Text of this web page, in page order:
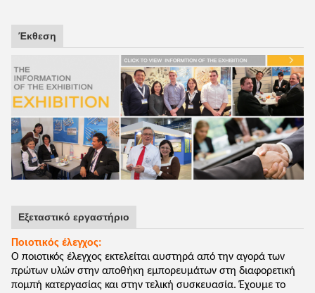
Έκθεση
Εξεταστικό εργαστήριο
Ποιοτικός έλεγχος:
Ο ποιοτικός έλεγχος εκτελείται αυστηρά από την αγορά των
πρώτων υλών στην αποθήκη εμπορευμάτων στη διαφορετική
πομπή κατεργασίας και στην τελική συσκευασία. Έχουμε το